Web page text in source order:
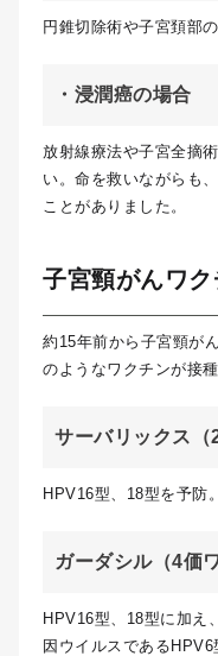
円錐切除術や子宮頚部
・浸潤癌の場合
放射線療法や子宮全摘
い。命を救いながらも
ことがありました。
子宮頸がんワ
約15年前から子宮頸が
のようなワクチンが接種
サーバリックス（
HPV16型、18型を予防。
ガーダシル（4価
HPV16型、18型に加え
因ウイルスであるHPV6